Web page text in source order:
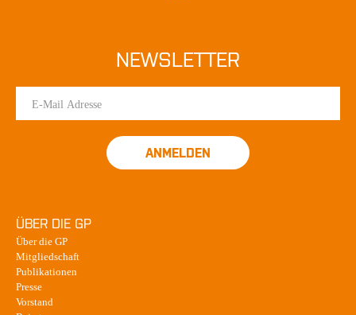
NEWSLETTER
ANMELDEN
ÜBER DIE GP
Über die GP
Mitgliedschaft
Publikationen
Presse
Vorstand